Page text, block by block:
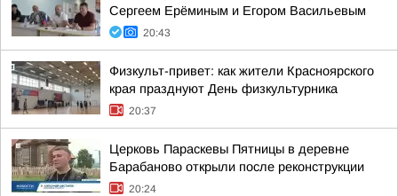
Сергеем Ерёминым и Егором Васильевым
20:43
Физкульт-привет: как жители Красноярского
края празднуют День физкультурника
20:37
Церковь Параскевы Пятницы в деревне
Барабаново открыли после реконструкции
20:24